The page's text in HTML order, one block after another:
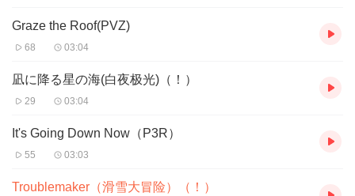
Graze the Roof(PVZ)
68 03:04
凪に降る星の海(白夜极光)（！）
29 03:04
It's Going Down Now（P3R）
55 03:03
Troublemaker（滑雪大冒险）（！）